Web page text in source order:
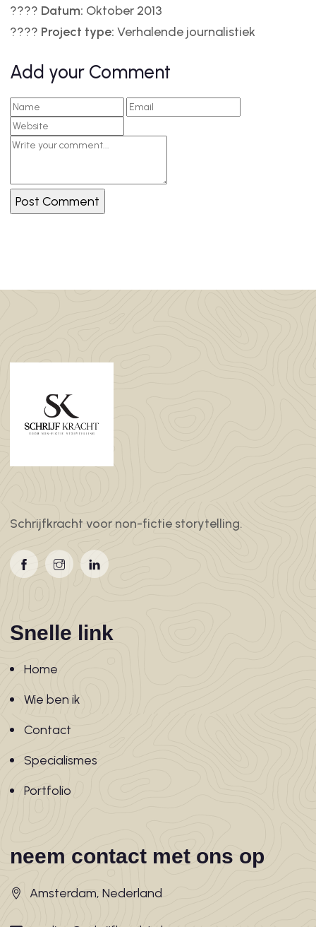
???? Datum: Oktober 2013
????️ Project type: Verhalende journalistiek
Add your Comment
Schrijfkracht voor non-fictie storytelling.
Snelle link
Home
Wie ben ik
Contact
Specialismes
Portfolio
neem contact met ons op
Amsterdam, Nederland